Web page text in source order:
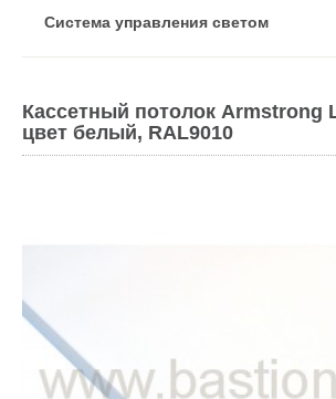
Система управления светом
Кассетный потолок Armstrong
цвет белый, RAL9010